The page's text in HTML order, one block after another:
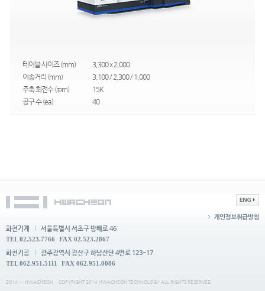
테이블 사이즈 (mm)
3,300 x 2,000
이송거리 (mm)
3,100 / 2,300 / 1,000
주축 회전수 (rpm)
15K
공구 수 (ea)
40
화천기계
서울특별시 서초구 방배로 46
TEL 02.523.7766
FAX 02.523.2867
화천기공
광주광역시 광산구 하남산단 4번로 123-17
TEL 062.951.5111
FAX 062.951.0086
2014 ⓒ HWACHEON COPYRIGHT 2014 HWACHEON TECHNOLOGY ALL RIGHTS RESERVED